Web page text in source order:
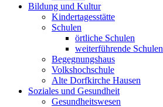
Bildung und Kultur
Kindertagesstätte
Schulen
örtliche Schulen
weiterführende Schulen
Begegnungshaus
Volkshochschule
Alte Dorfkirche Hausen
Soziales und Gesundheit
Gesundheitswesen